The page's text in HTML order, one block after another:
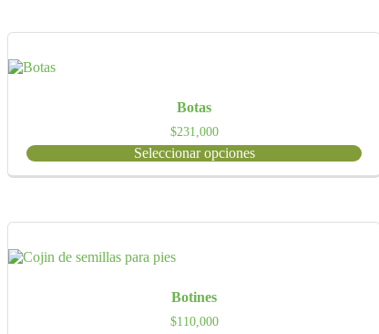
Botas
$231,000
Seleccionar opciones
Botines
$110,000